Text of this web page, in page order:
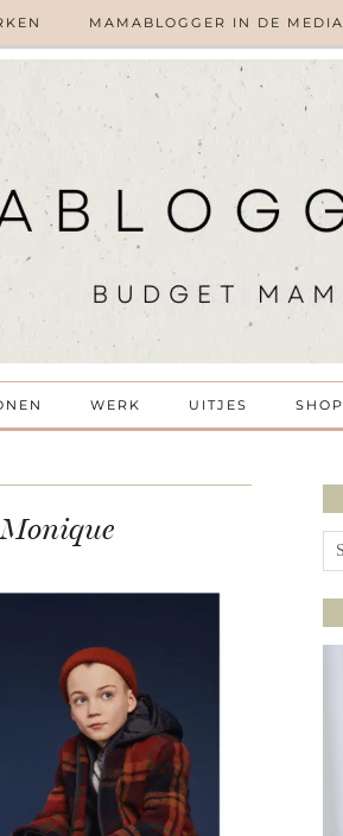
MAMABLOGGER IN DE MEDIA
WERK UITJES SHOP